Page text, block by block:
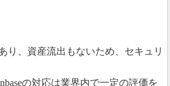
り、資産流出もないため、セキュリ
の対応は業界内で一定の評価を